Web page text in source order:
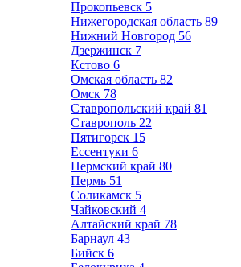
Прокопьевск 5
Нижегородская область 89
Нижний Новгород 56
Дзержинск 7
Кстово 6
Омская область 82
Омск 78
Ставропольский край 81
Ставрополь 22
Пятигорск 15
Ессентуки 6
Пермский край 80
Пермь 51
Соликамск 5
Чайковский 4
Алтайский край 78
Барнаул 43
Бийск 6